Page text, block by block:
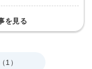
を見る
1）